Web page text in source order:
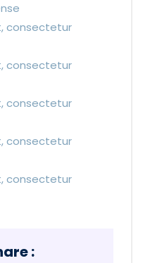
consectetur
consectetur
consectetur
consectetur
consectetur
: